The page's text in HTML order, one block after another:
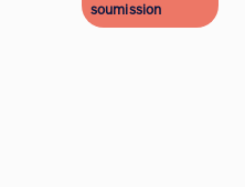
soumission